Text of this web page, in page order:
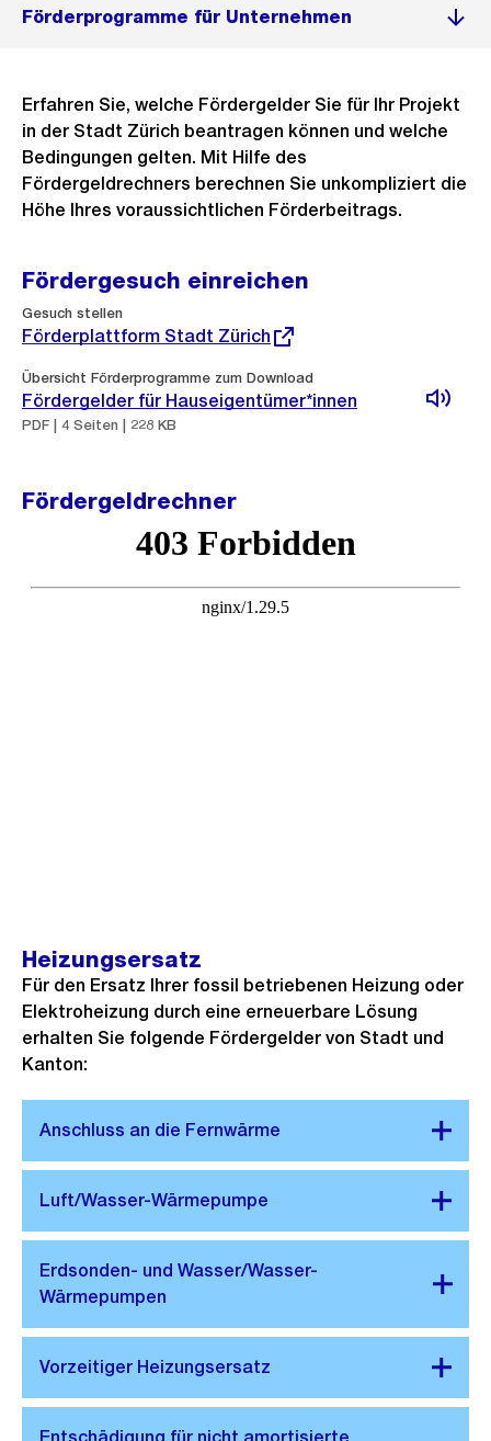
Förderprogramme für Unternehmen
Erfahren Sie, welche Fördergelder Sie für Ihr Projekt
in der Stadt Zürich beantragen können und welche
Bedingungen gelten. Mit Hilfe des
Fördergeldrechners berechnen Sie unkompliziert die
Höhe Ihres voraussichtlichen Förderbeitrags.
Fördergesuch einreichen
Gesuch stellen
Externer
Link:
Förderplattform Stadt Zürich
Übersicht Förderprogramme zum Download
Fördergelder für Hauseigentümer*innen
PDF | 4 Seiten | 228 KB
Fördergeldrechner
Heizungsersatz
Für den Ersatz Ihrer fossil betriebenen Heizung oder
Elektroheizung durch eine erneuerbare Lösung
erhalten Sie folgende Fördergelder von Stadt und
Kanton: